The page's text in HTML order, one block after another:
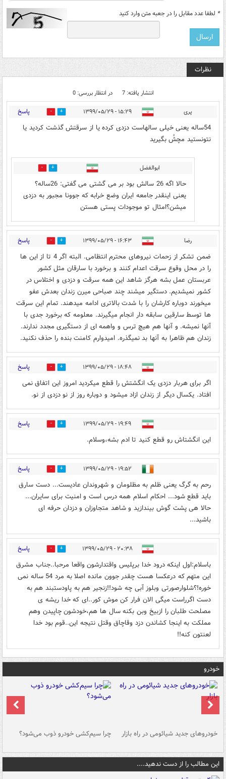
* لطفا عدد مقابل را در جعبه متن وارد کنید
نظرات
انتشار یافته: 7 در انتظار بررسی: 0
پری ۱۵:۲۹ - ۱۳۹۹/۰۵/۲۹ 23 پاسخ
54ساله یعنی خیلی سالهاست دزدی کرده یا از سرقتش گذشت کردید یا
نتونستید مچشُ بگیرید
ابوالفضل 0
حالا اگه 26 سالش بود بر می گشتی می گفتی: 26ساله؟
یعنی اینقدر جامعه ایران وضع خرابه که جوونا مجبور به دزدی
میشن؟امثال تو موجودات پستی هستن
رضا ۱۶:۴۳ - ۱۳۹۹/۰۵/۲۹ 0 پاسخ
ضمن تشکر از زحمات نیروهای محترم انتظامی. البته اگر 4 تا از این ها
را در محل وقوع سرقت اعدام کنند و برخورد با سارقان مثل کشور
عربستان عمل بشه هرگز شاهد این همه سرقت و دزدی و اختلاس در
کشور نمیشدیم. دستگیر میشند چند صباحی میرن زندان بعدش عفو
میخورند دوباره کارشان را با شدت بالاتری ادامه میدهند. تمام این سرقت
ها توسط سارقین سابقه دار انجام میگیرند. معلومه که برخورد جدی با
آنها نمیشه. و آنها هم هیچ ترس و واهمه ای از دستگیری مجدد ندارند.
زندان هم ظاهرا به آنها بد نمیگذره. امیدوارم کامنت بنده را حذف نکنید.
۱۸:۴۸ - ۱۳۹۹/۰۵/۲۹ 0 پاسخ
اگر برای هربار دزدی یک انگشتش را قطع میکردید امروز این اتفاق نمی
افتاد. یکسال دیگر از زندان ازاد میشود و دوباره روز از نو دزدی از نو.
۱۹:۴۹ - ۱۳۹۹/۰۵/۲۹ 0 پاسخ
این انگشتاش رو قطع کنید تا ادم بشه،وسلام.
۱۹:۵۲ - ۱۳۹۹/۰۵/۲۹ 0 پاسخ
رحم به گرگ یعنی ظلم به مظلومان و شهروندان عادیست... دست سارق
باید قطع شود... احکام اسلام همه درس است و امنیت برای سایران...
حالا هی پشت گوش بیندازید و شاهد متجاوزان و دزدان حرفه ای
باشید...
۲۰:۳۸ - ۱۳۹۹/۰۵/۲۹ 0 پاسخ
باسلام:اول اینکه درود خدا برپلیس واقتدارشون واقعا مرحبا..جناب مشرق
این متهم که درعکسا هست چقدر جوون مانده اصلا به مرد 54 ساله نمی
خوره!؟شلوارصورتی وبلوز آبی چه شود!!زنجیر هم به پاودستبند هم به
دست اگرراست میگی الان فرار کن موش کور..ای که خدا ریشه ی
مصلحت طلبان را ازبیخ وبن بکنه سال ها هم،خودشون چاپیدن وهم
مملکت به اینجا کشاندن دزد وقاچاق وقتل نتیجه این..قوم بود خدا
لعنتون کنه!!
خودرو
خودروهای جدید شیائومی در راه بازار چرا سیم‌کشی خودرو ذوب می‌شود؟
این مطالب را از دست ندهید....